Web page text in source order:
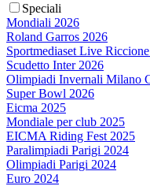
Speciali
Mondiali 2026
Roland Garros 2026
Sportmediaset Live
Scudetto Inter 2026
Olimpiadi Invernali Milano
Super Bowl 2026
Eicma 2025
Mondiale per club 2025
EICMA Riding Fest 2025
Paralimpiadi Parigi 2024
Olimpiadi Parigi 2024
Euro 2024